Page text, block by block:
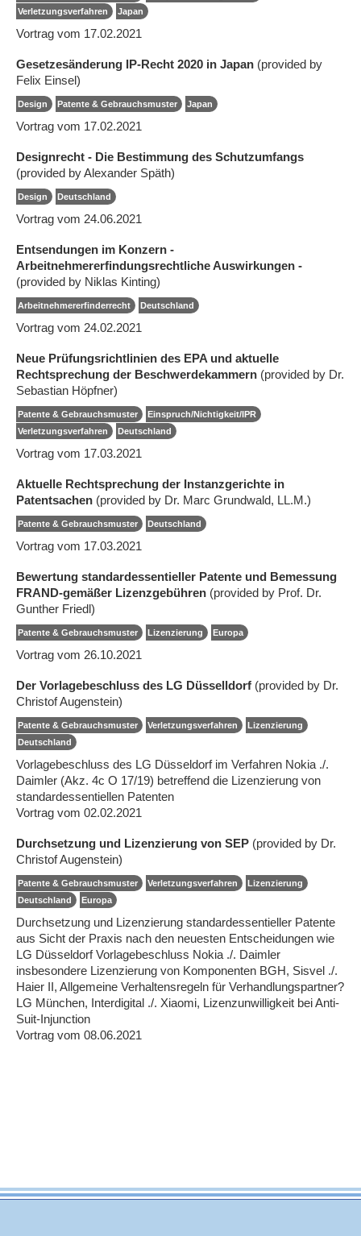
Verletzungsverfahren
Japan
Vortrag vom 17.02.2021
Gesetzesänderung IP-Recht 2020 in Japan (provided by
Felix Einsel)
Design Patente & Gebrauchsmuster Japan
Vortrag vom 17.02.2021
Designrecht - Die Bestimmung des Schutzumfangs
(provided by Alexander Späth)
Design Deutschland
Vortrag vom 24.06.2021
Entsendungen im Konzern -
Arbeitnehmererfindungsrechtliche Auswirkungen -
(provided by Niklas Kinting)
Arbeitnehmererfinderrecht Deutschland
Vortrag vom 24.02.2021
Neue Prüfungsrichtlinien des EPA und aktuelle
Rechtsprechung der Beschwerdekammern (provided by Dr.
Sebastian Höpfner)
Patente & Gebrauchsmuster
Einspruch/Nichtigkeit/IPR
Verletzungsverfahren
Deutschland
Vortrag vom 17.03.2021
Aktuelle Rechtsprechung der Instanzgerichte in
Patentsachen (provided by Dr. Marc Grundwald, LL.M.)
Patente & Gebrauchsmuster Deutschland
Vortrag vom 17.03.2021
Bewertung standardessentieller Patente und Bemessung
FRAND-gemäßer Lizenzgebühren (provided by Prof. Dr.
Gunther Friedl)
Patente & Gebrauchsmuster Lizenzierung Europa
Vortrag vom 26.10.2021
Der Vorlagebeschluss des LG Düsselldorf (provided by Dr.
Christof Augenstein)
Patente & Gebrauchsmuster Verletzungsverfahren
Lizenzierung
Deutschland
Vorlagebeschluss des LG Düsseldorf im Verfahren Nokia ./.
Daimler (Akz. 4c O 17/19) betreffend die Lizenzierung von
standardessentiellen Patenten
Vortrag vom 02.02.2021
Durchsetzung und Lizenzierung von SEP (provided by Dr.
Christof Augenstein)
Patente & Gebrauchsmuster Verletzungsverfahren
Lizenzierung
Deutschland
Europa
Durchsetzung und Lizenzierung standardessentieller Patente
aus Sicht der Praxis nach den neuesten Entscheidungen wie
LG Düsseldorf Vorlagebeschluss Nokia ./. Daimler
insbesondere Lizenzierung von Komponenten BGH, Sisvel ./.
Haier II, Allgemeine Verhaltensregeln für Verhandlungspartner?
LG München, Interdigital ./. Xiaomi, Lizenzunwilligkeit bei Anti-
Suit-Injunction
Vortrag vom 08.06.2021